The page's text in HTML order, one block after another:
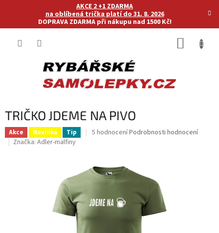
AKCE 2 +1 ZDARMA
na oblíbená trička platí do 31. 8. 2026
DOPRAVA ZDARMA při nákupu nad 1500 Kč!
TRIČKO JDEME NA PIVO
Akce Novinka Tip
Průměrné
5,0
z
hvězdiček.
5 hodnoceníPodrobnosti hodnocení
Značka: Adler-malfiny